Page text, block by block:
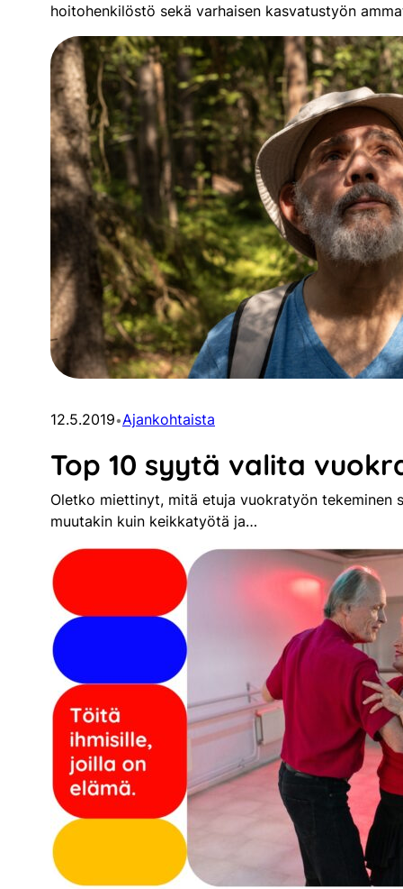
hoitohenkilöstö sekä varhaisen kasvatustyön
12.5.2019•Ajankohtaista
Top 10 syytä valita
Oletko miettinyt, mitä etuja vuokratyön tekeminen
muutakin kuin keikkatyötä ja…